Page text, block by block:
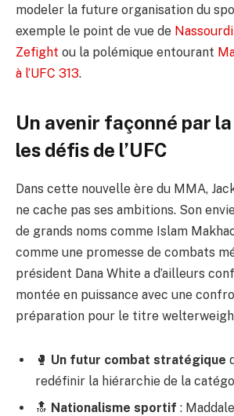
modeler la future organisation du
exemple le point de vue de
Zefight ou la polémique entourant
à l’UFC 313.
Un avenir façonné par
les défis de l’UFC
Dans cette nouvelle ère du MMA,
ne cache pas ses ambitions. Son
de grands noms comme Islam
comme une promesse de combats
président Dana White a d’ailleurs
montée en puissance avec une
préparation pour le titre
🥊 Un futur combat stratégique
redéfinir la hiérarchie de la
🔝 Nationalisme sportif :